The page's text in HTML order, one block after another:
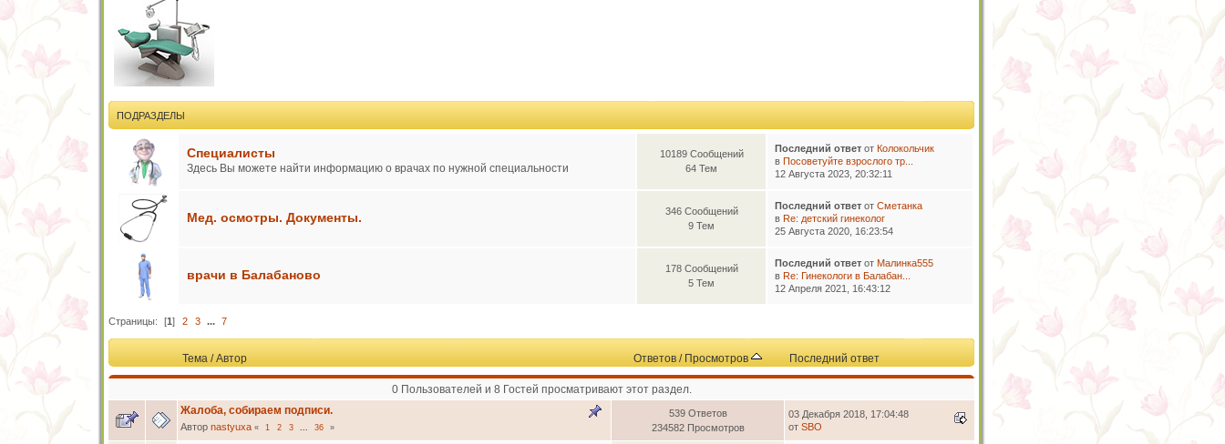
ПОДРАЗДЕЛЫ
Специалисты
Здесь Вы можете найти информацию о врачах по нужной специальности
10189 Сообщений
64 Тем
Последний ответот Колокольчик
в Посоветуйте взрослого тр...
12 Августа 2023, 20:32:11
Мед. осмотры. Документы.
346 Сообщений
9 Тем
Последний ответот Сметанка
в Re: детский гинеколог
25 Августа 2020, 16:23:54
врачи в Балабаново
178 Сообщений
5 Тем
Последний ответот Малинка555
в Re: Гинекологи в Балабан...
12 Апреля 2021, 16:43:12
Страницы: [1] 2 3 ... 7
Тема /Автор Ответов/ Просмотров Последний ответ
0 Пользователей и 8 Гостей просматривают этот раздел.
Жалоба, собираем подписи.
Автор nastyuxa « 1 2 3 ... 36 »
539 Ответов
234582 Просмотров
03 Декабря 2018, 17:04:48
от SBO